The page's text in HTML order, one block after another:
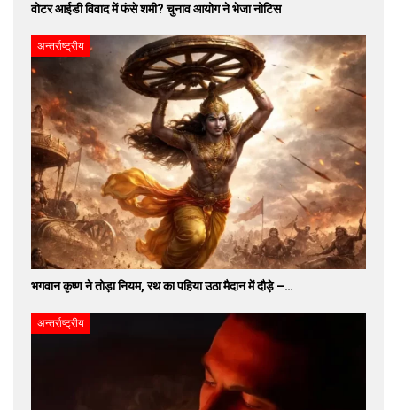
वोटर आईडी विवाद में फंसे शमी? चुनाव आयोग ने भेजा नोटिस
अन्तर्राष्ट्रीय
भगवान कृष्ण ने तोड़ा नियम, रथ का पहिया उठा मैदान में दौड़े –…
अन्तर्राष्ट्रीय